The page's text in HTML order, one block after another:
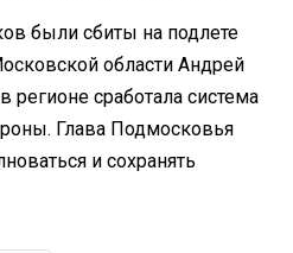
были сбиты на подлете
области Андрей
регионе сработала система
Глава Подмосковья
и сохранять